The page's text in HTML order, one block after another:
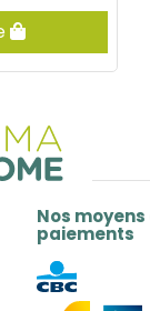
Nos moyens
paiements